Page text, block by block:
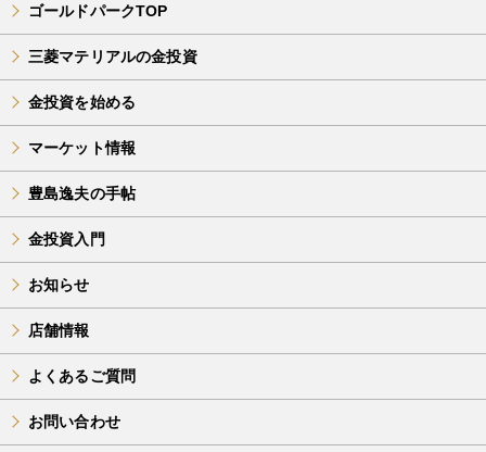
ゴールドパークTOP
三菱マテリアルの金投資
金投資を始める
マーケット情報
豊島逸夫の手帖
金投資入門
お知らせ
店舗情報
よくあるご質問
お問い合わせ